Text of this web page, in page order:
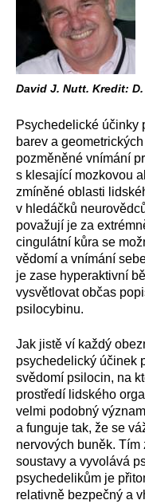
David J. Nutt. Kredit:
Psychedelické účinky
barev a
pozměněné vnímání
s klesající mozkovou
zmíněné oblasti
v hledáčků
považují je za
cingulátní kůra se
vědomí a vnímání
je zase hyperaktivní
vysvětlovat občas
psilocybinu.
Jak jistě ví každý
psychedelický účinek
svědomí psilocin, na
prostředí lidského
velmi podobný
a funguje tak, že se
nervových buněk.
soustavy a vyvolává
psychedelikům je
relativně bezpečný a